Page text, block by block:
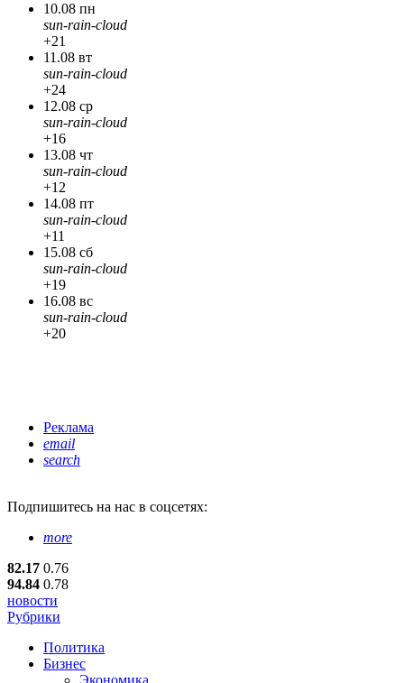
10.08 пн
sun-rain-cloud
+21
11.08 вт
sun-rain-cloud
+24
12.08 ср
sun-rain-cloud
+16
13.08 чт
sun-rain-cloud
+12
14.08 пт
sun-rain-cloud
+11
15.08 сб
sun-rain-cloud
+19
16.08 вс
sun-rain-cloud
+20
Реклама
email
search
Подпишитесь на нас в соцсетях:
more
82.17 0.76
94.84 0.78
новости
Рубрики
Политика
Бизнес
Экономика